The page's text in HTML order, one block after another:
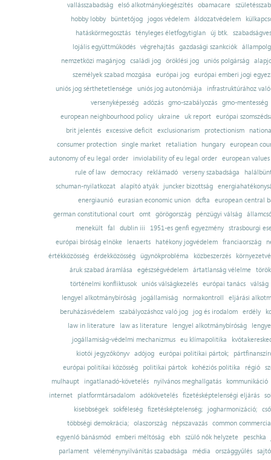
vallásszabadság
első alkotmánykiegészítés obamacare
hobby lobby
büntetőjog jogos védelem áldozatvédelem
hatáskörmegosztás tényleges életfogytiglan új btk.
lojális együttműködés
végrehajtás gazdasági szankciók
nemzetközi magánjog
családi jog öröklési jog uniós polgárság
személyek szabad mozgása
európai jog európai emberi jogi
uniós jog sérthetetlensége uniós jog autonómiája
infrastruktúrához
versenyképesség adózás gmo-szabályozás gmo-mentesség
european neighbourhood policy
ukraine uk report
európai
brit jelentés excessive deficit exclusionarism protectionism
consumer protection
single market retaliation hungary
european
autonomy of eu legal order
inviolability of eu legal order
european values
rule of law
democracy reklámadó verseny szabadsága
schuman-nyilatkozat alapító atyák juncker bizottság
energiaunió eurasian economic union dcfta
european central
german constitutional court
omt görögország pénzügyi válság
menekült
fal dublin iii 1951-es genfi egyezmény
strasbourgi
európai bíróság elnöke
lenaerts hatékony jogvédelem franciaország
értékközösség
érdekközösség ügynökprobléma közbeszerzés
áruk szabad áramlása
egészségvédelem ártatlanság vélelme
történelmi konfliktusok uniós válságkezelés európai tanács válság
lengyel alkotmánybíróság
jogállamiság normakontroll
eljárási
beruházásvédelem
szabályozáshoz való jog jog és irodalom erdély
law in literature
law as literature lengyel alkotmánybíróság
jogállamiság-védelmi mechanizmus
eu klímapolitika
kiotói jegyzőkönyv adójog európai politikai pártok;
európai politikai közösség
politikai pártok kohéziós politika régió
mulhaupt
ingatlanadó-követelés nyilvános meghallgatás
kommunikáció
internet
platformtársadalom adókövetelés fizetésképtelenségi eljárás
kisebbségek sokféleség fizetésképtelenség; jogharmonizáció;
többségi demokrácia; olaszország népszavazás common
egyenlő bánásmód emberi méltóság ebh szülő nők helyzete
peschka
parlament
véleménynyilvánítás szabadsága média országgyűlés